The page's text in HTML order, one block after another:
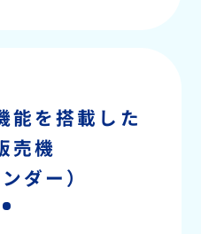
能を搭載した
売機
ダー）